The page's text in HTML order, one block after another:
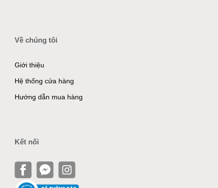
Về chúng tôi
Giới thiệu
Hệ thống cửa hàng
Hướng dẫn mua hàng
Kết nối